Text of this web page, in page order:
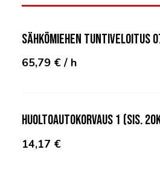
65,79 € / h
Sähkömiehen tuntiveloitus
14,17 €
Huoltoautokorvaus 1 (sis.